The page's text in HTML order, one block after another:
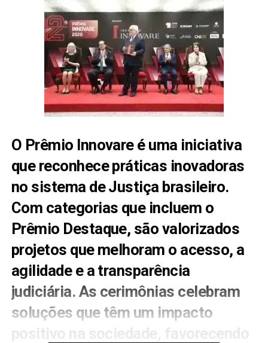
O Prêmio Innovare é uma iniciativa
que reconhece práticas inovadoras
no sistema de Justiça brasileiro.
Com categorias que incluem o
Prêmio Destaque, são valorizados
projetos que melhoram o acesso, a
agilidade e a transparência
judiciária. As cerimônias celebram
soluções que têm um impacto